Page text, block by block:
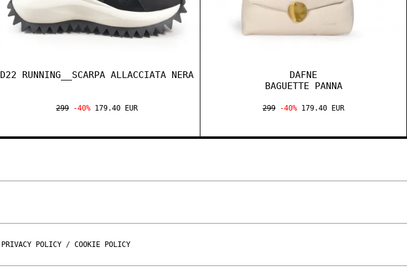
D22 RUNNING__SCARPA ALLACCIATA NERA
299 -40% 179.40 EUR
DAFNE
BAGUETTE PANNA
299 -40% 179.40 EUR
PRIVACY POLICY / COOKIE POLICY